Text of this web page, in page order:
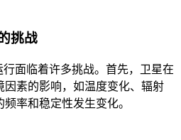
挑战
面临着许多挑战。首先，卫星在
因素的影响，如温度变化、辐射
率和稳定性发生变化。